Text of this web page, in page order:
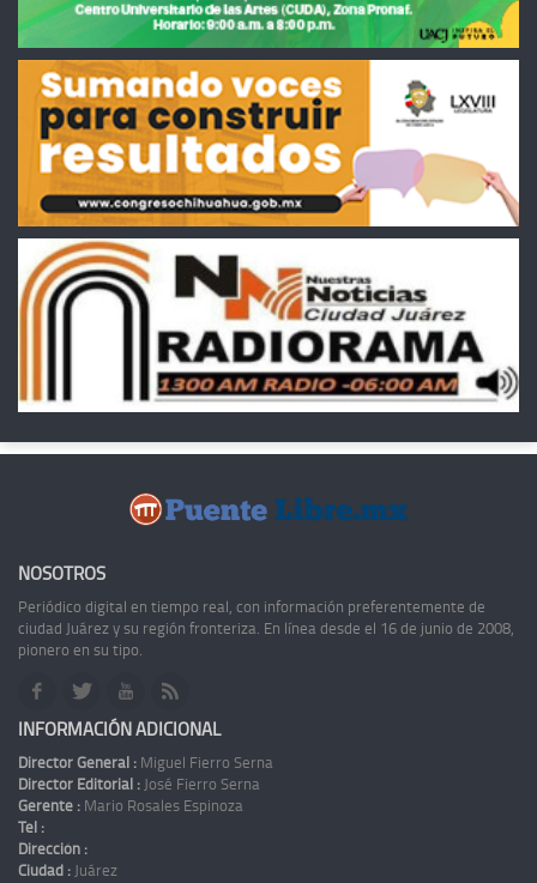
NOSOTROS
Periódico digital en tiempo real, con información preferentemente de
ciudad Juárez y su región fronteriza. En línea desde el 16 de junio de 2008,
pionero en su tipo.
INFORMACIÓN ADICIONAL
Director General : Miguel Fierro Serna
Director Editorial : José Fierro Serna
Gerente : Mario Rosales Espinoza
Tel :
Dirección :
Ciudad : Juárez